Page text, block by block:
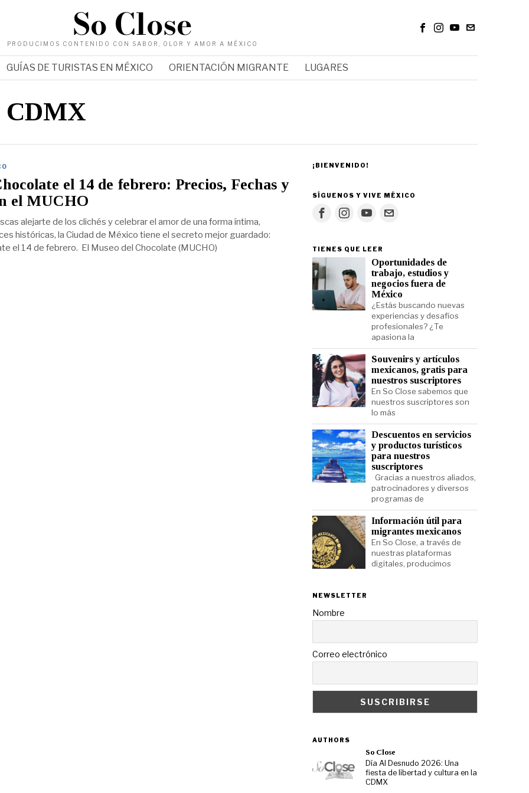
So Close
PRODUCIMOS CONTENIDO CON SABOR, OLOR Y AMOR A MÉXICO
GUÍAS DE TURISTAS EN MÉXICO ORIENTACIÓN MIGRANTE LUGARES
CDMX
el 14 de febrero: Precios, Fechas y
el MUCHO
alejarte de los clichés y celebrar el amor de una forma íntima,
históricas, la Ciudad de México tiene el secreto mejor guardado:
el 14 de febrero. El Museo del Chocolate (MUCHO)
¡BIENVENIDO!
SÍGUENOS Y VIVE MÉXICO
TIENES QUE LEER
Oportunidades de
trabajo, estudios y
negocios fuera de
México
¿Estás buscando nuevas
experiencias y desafíos
profesionales? ¿Te
apasiona la
Souvenirs y artículos
mexicanos, gratis para
nuestros suscriptores
En So Close sabemos que
nuestros suscriptores son
lo más
Descuentos en servicios
y productos turísticos
para nuestros
suscriptores
Gracias a nuestros aliados,
patrocinadores y diversos
programas de
Información útil para
migrantes mexicanos
En So Close, a través de
nuestras plataformas
digitales, producimos
NEWSLETTER
Nombre
Correo electrónico
AUTHORS
So Close
Día Al Desnudo 2026: Una
fiesta de libertad y cultura en la
CDMX